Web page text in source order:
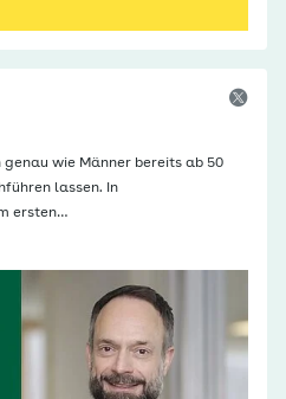
wie Männer bereits ab 50
lassen. In
ersten…